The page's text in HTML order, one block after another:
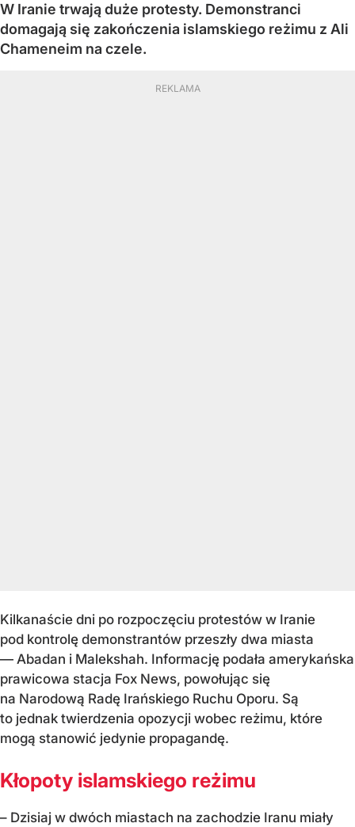
W Iranie trwają duże protesty. Demonstranci
domagają się zakończenia islamskiego reżimu z Ali
Chameneim na czele.
Kilkanaście dni po rozpoczęciu protestów w Iranie
pod kontrolę demonstrantów przeszły dwa miasta
— Abadan i Malekshah. Informację podała amerykańska
prawicowa stacja Fox News, powołując się
na Narodową Radę Irańskiego Ruchu Oporu. Są
to jednak twierdzenia opozycji wobec reżimu, które
mogą stanowić jedynie propagandę.
Kłopoty islamskiego reżimu
– Dzisiaj w dwóch miastach na zachodzie Iranu miały